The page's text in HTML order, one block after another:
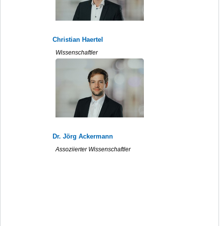
Christian Haertel
Wissenschaftler
Dr. Jörg Ackermann
Assoziierter Wissenschaftler